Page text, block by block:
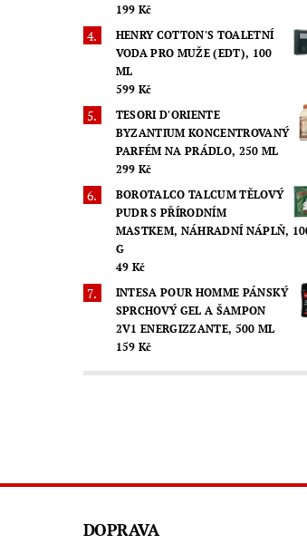
199 Kč
HENRY COTTON'S TOALETNÍ
VODA PRO MUŽE (EDT), 100
ML
599 Kč
TESORI D'ORIENTE
BYZANTIUM KONCENTROVANÝ
PARFÉM NA PRÁDLO, 250 ML
299 Kč
BOROTALCO TALCUM TĚLOVÝ
PUDR S PŘÍRODNÍM
MASTKEM, NÁHRADNÍ NÁPLŇ,
G
49 Kč
INTESA POUR HOMME PÁNSKÝ
SPRCHOVÝ GEL A ŠAMPON
2V1 ENERGIZZANTE, 500 ML
159 Kč
DOPRAVA